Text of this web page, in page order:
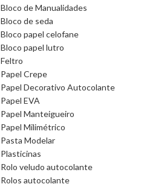
Bloco de Manualidades
Bloco de seda
Bloco papel celofane
Bloco papel lutro
Feltro
Papel Crepe
Papel Decorativo Autocolante
Papel EVA
Papel Manteigueiro
Papel Milimétrico
Pasta Modelar
Plasticinas
Rolo veludo autocolante
Rolos autocolante